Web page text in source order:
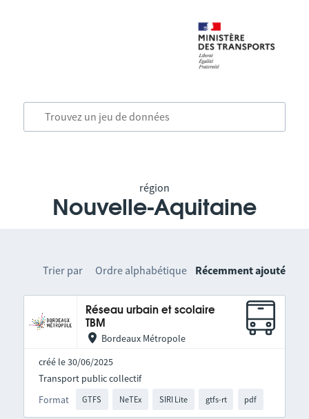
région
Nouvelle-Aquitaine
Trier par Ordre alphabétique Récemment ajouté
Réseau urbain et scolaire
TBM
Bordeaux Métropole
créé le 30/06/2025
Format GTFS NeTEx SIRI Lite gtfs-rt pdf
Transport public collectif